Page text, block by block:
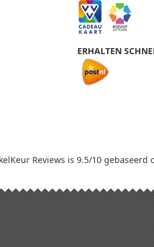
ERHALTEN
Reviews is 9.5/10 gebaseerd